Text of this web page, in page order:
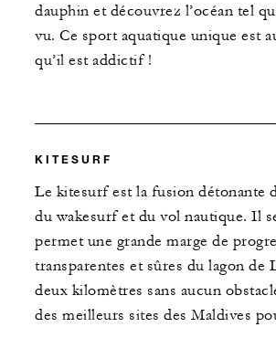
dauphin et découvrez l’océan tel
vu. Ce sport aquatique unique est
qu’il est addictif !
KITESURF
Le kitesurf est la fusion détonante
du wakesurf et du vol nautique. Il
permet une grande marge de
transparentes et sûres du lagon de
deux kilomètres sans aucun
des meilleurs sites des Maldives